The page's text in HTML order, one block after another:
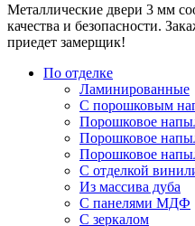
Металлические двери 3 мм
качества и безопасности.
приедет замерщик!
По отделке
Ламинированные
С порошковым
Порошковое
Порошковое
Порошковое
С отделкой
Из массива дуба
С панелями МДФ
С зеркалом